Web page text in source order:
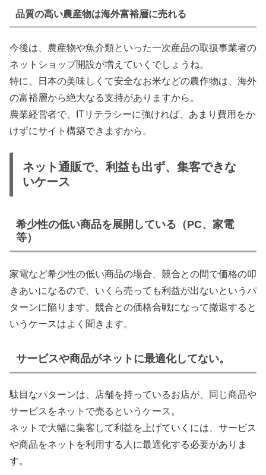
品質の高い農産物は海外富裕層に売れる
今後は、農産物や魚介類といった一次産品の取扱事業者の
ネットショップ開設が増えていくでしょうね。
特に、日本の美味しくて安全なお米などの農作物は、海外
の富裕層から絶大なる支持がありますから。
農業経営者で、ITリテラシーに強ければ、あまり費用をか
けずにサイト構築できますから。
ネット通販で、利益も出ず、集客できな
いケース
希少性の低い商品を展開している（PC、家電
等）
家電など希少性の低い商品の場合、競合との間で価格の叩
きあいになるので、いくら売っても利益が出ないというパ
ターンに陥ります。競合との価格合戦になって撤退すると
いうケースはよく聞きます。
サービスや商品がネットに最適化してない。
駄目なパターンは、店舗を持っているお店が、同じ商品や
サービスをネットで売るというケース。
ネットで大幅に集客して利益を上げていくには、サービス
や商品をネットを利用する人に最適化する必要がありま
す。